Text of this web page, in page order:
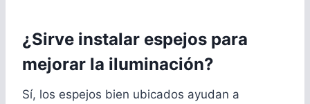
¿Sirve instalar espejos para
mejorar la iluminación?
Sí, los espejos bien ubicados ayudan a